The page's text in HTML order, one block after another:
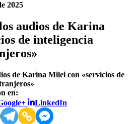
2025
audios de Karina
de inteligencia
en:
LinkedIn